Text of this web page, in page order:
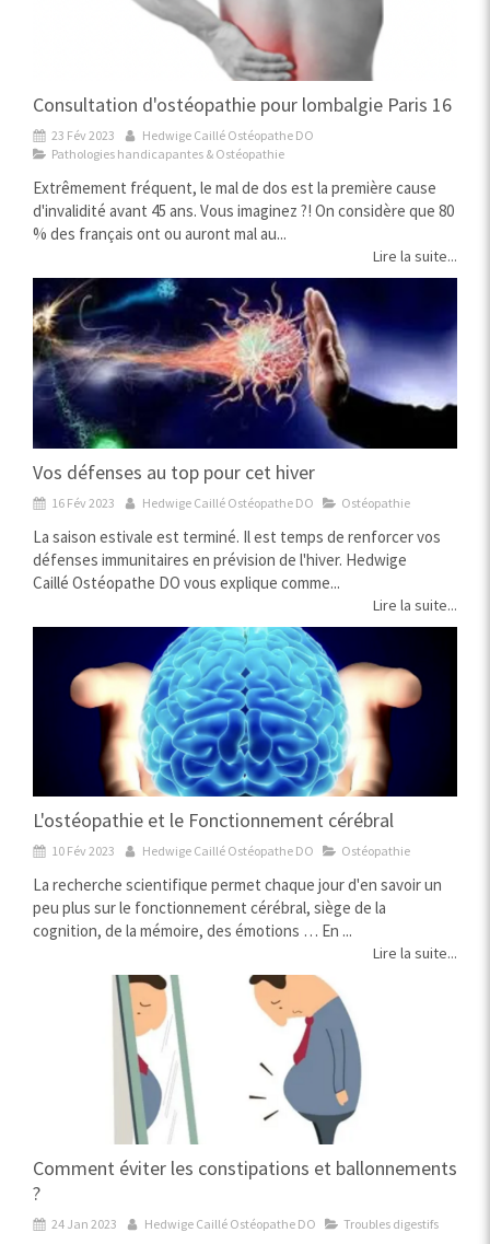
Consultation d'ostéopathie pour lombalgie Paris 16
23 Fév 2023
Hedwige Caillé Ostéopathe DO
Pathologies handicapantes & Ostéopathie
Extrêmement fréquent, le mal de dos est la première cause
d'invalidité avant 45 ans. Vous imaginez ?! On considère que 80
% des français ont ou auront mal au...
Lire la suite...
Vos défenses au top pour cet hiver
16 Fév 2023 Hedwige Caillé Ostéopathe DO Ostéopathie
La saison estivale est terminé. Il est temps de renforcer vos
défenses immunitaires en prévision de l'hiver. Hedwige
Caillé Ostéopathe DO vous explique comme...
Lire la suite...
L'ostéopathie et le Fonctionnement cérébral
10 Fév 2023 Hedwige Caillé Ostéopathe DO Ostéopathie
La recherche scientifique permet chaque jour d'en savoir un
peu plus sur le fonctionnement cérébral, siège de la
cognition, de la mémoire, des émotions … En ...
Lire la suite...
Comment éviter les constipations et ballonnements
?
24 Jan 2023 Hedwige Caillé Ostéopathe DO Troubles digestifs